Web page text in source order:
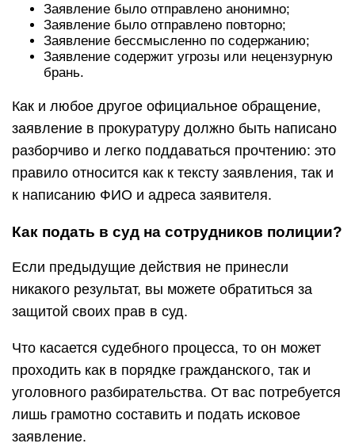
Заявление было отправлено анонимно;
Заявление было отправлено повторно;
Заявление бессмысленно по содержанию;
Заявление содержит угрозы или нецензурную
брань.
Как и любое другое официальное обращение,
заявление в прокуратуру должно быть написано
разборчиво и легко поддаваться прочтению: это
правило относится как к тексту заявления, так и
к написанию ФИО и адреса заявителя.
Как подать в суд на сотрудников полиции?
Если предыдущие действия не принесли
никакого результат, вы можете обратиться за
защитой своих прав в суд.
Что касается судебного процесса, то он может
проходить как в порядке гражданского, так и
уголовного разбирательства. От вас потребуется
лишь грамотно составить и подать исковое
заявление.